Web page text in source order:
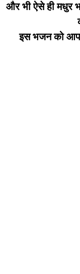
और भी ऐसे ही मधुर
इस भजन को आप